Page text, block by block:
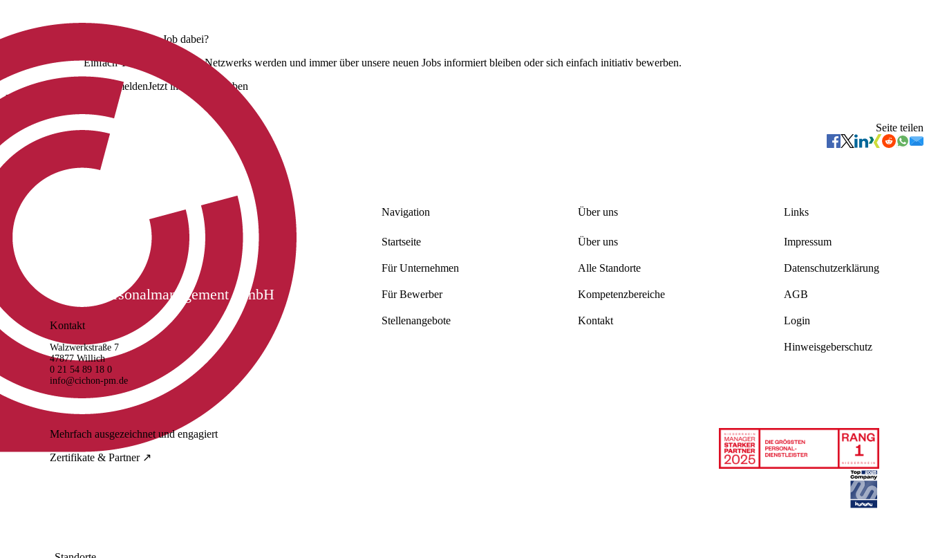
Nicht der richtige Job dabei?
Einfach Teil unseres Talent Netzwerks werden und immer über unsere neuen Jobs informiert bleiben oder sich einfach initiativ bewerben.
Jetzt anmeldenJetzt initiativ bewerben
Uns folgen
Seite teilen
Cichon Personalmanagement GmbH
Kontakt
Walzwerkstraße 7
47877 Willich
0 21 54 89 18 0
info@cichon-pm.de
Navigation
Startseite
Für Unternehmen
Für Bewerber
Stellenangebote
Über uns
Über uns
Alle Standorte
Kompetenzbereiche
Kontakt
Links
Impressum
Datenschutzerklärung
AGB
Login
Hinweisgeberschutz
Mehrfach ausgezeichnet und engagiert
Zertifikate & Partner ↗